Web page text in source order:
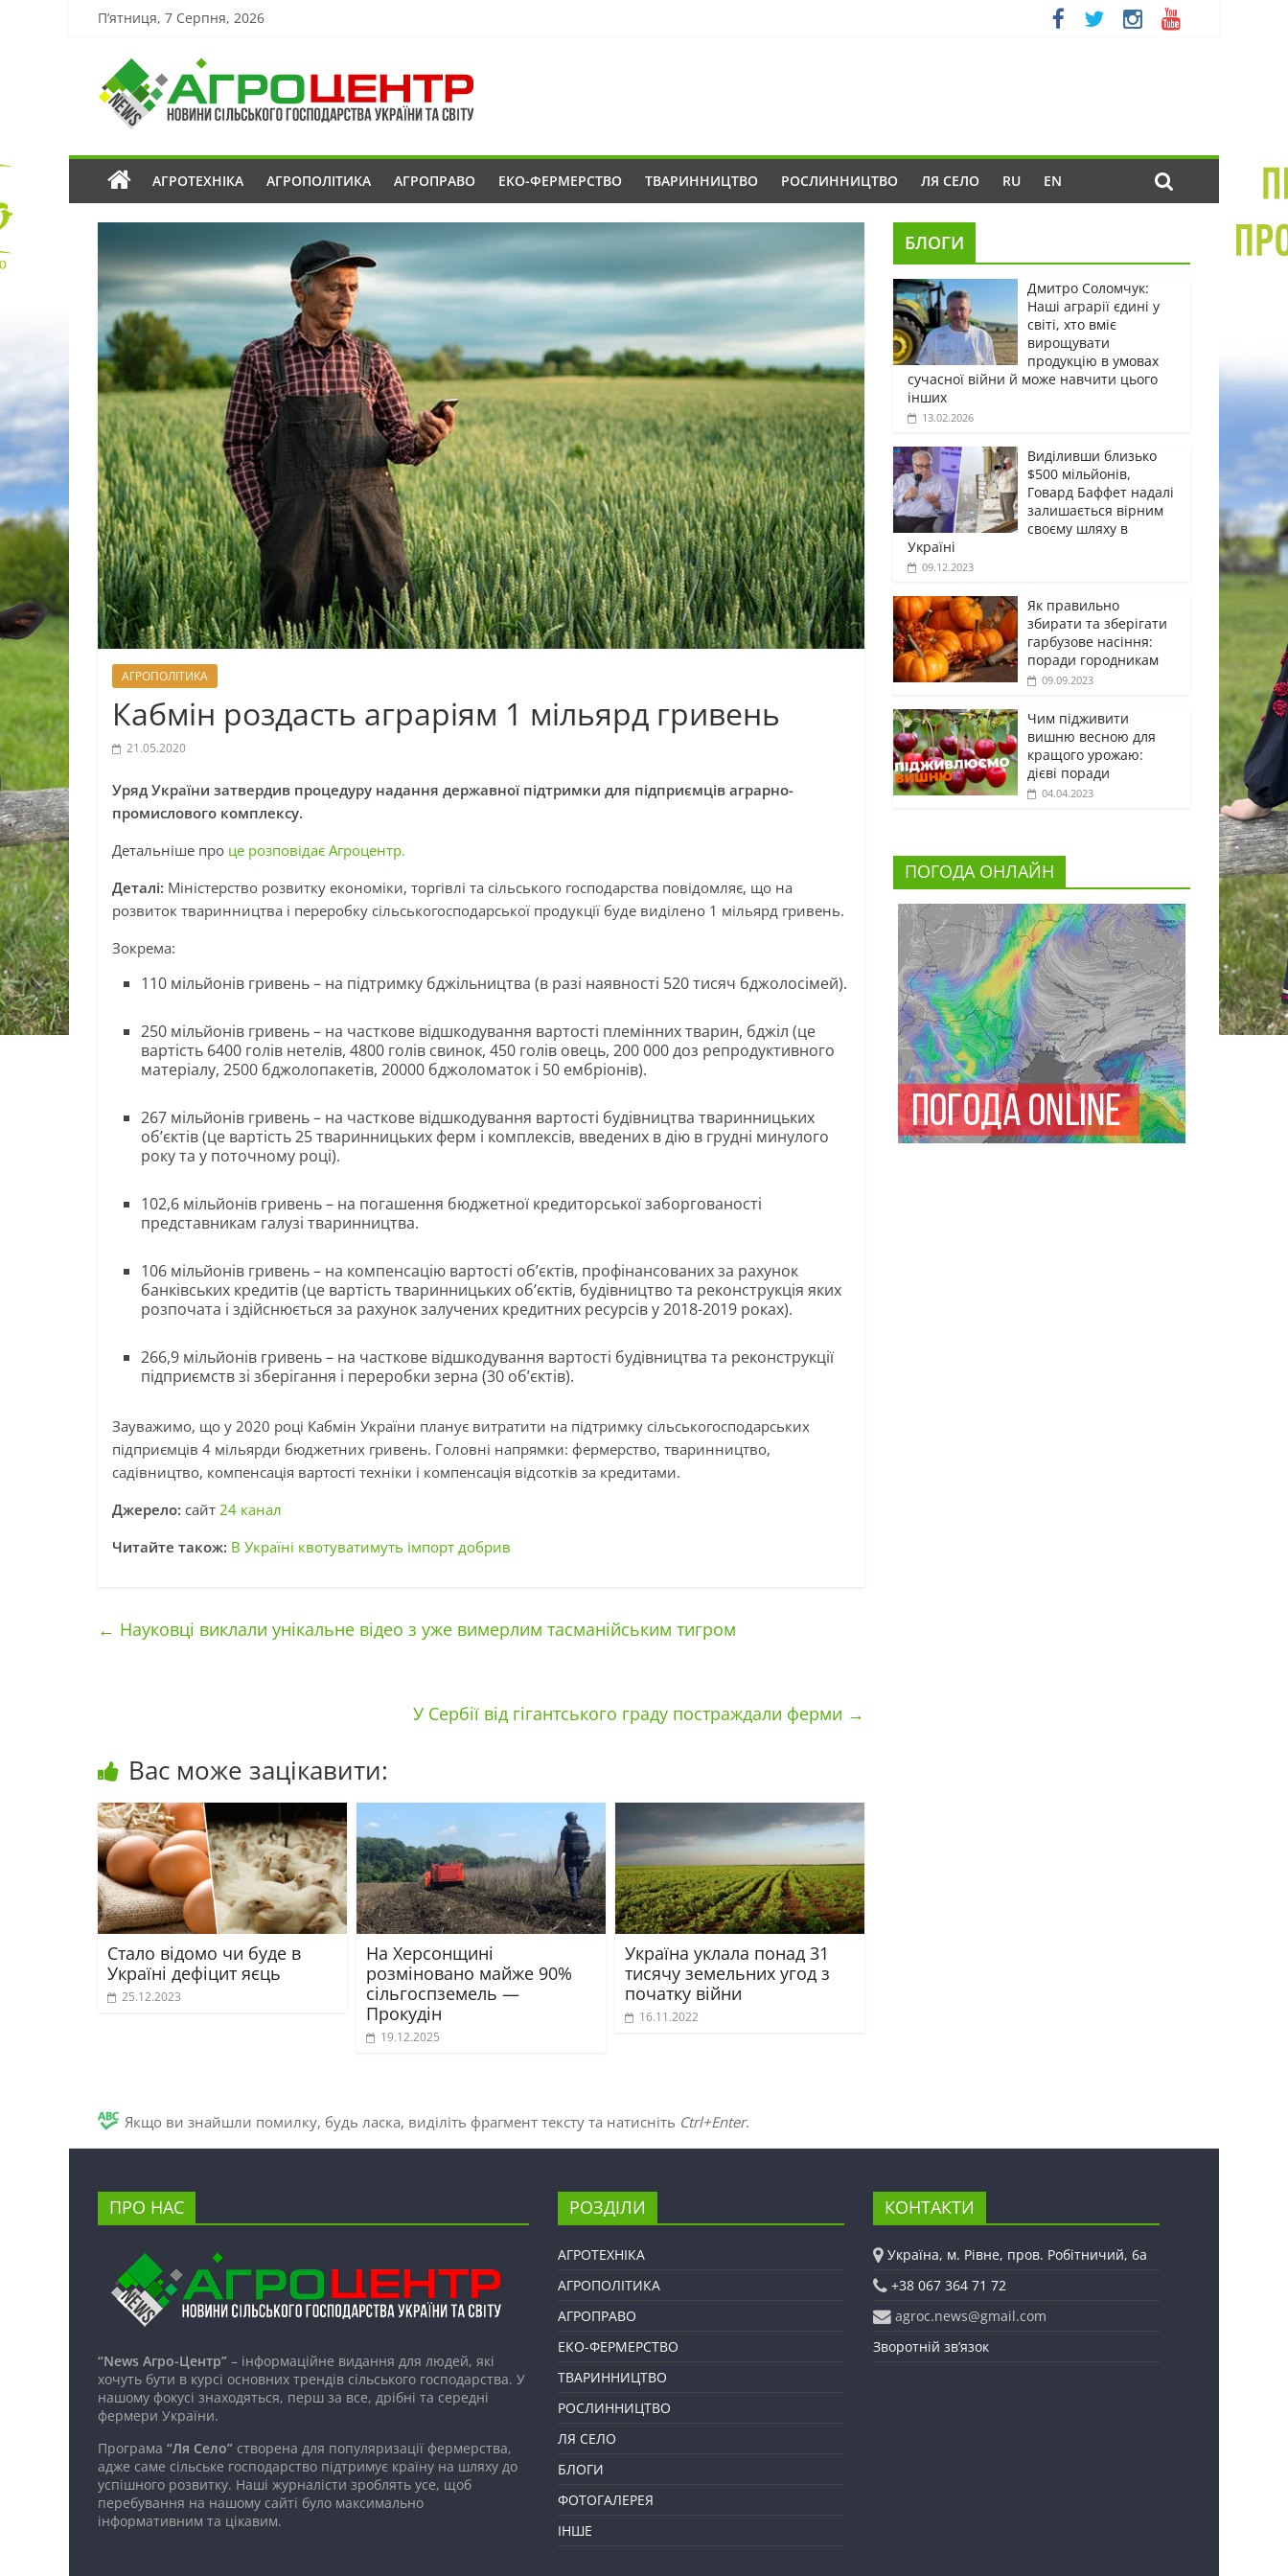
П’ятниця, 7 Серпня, 2026
АГРОТЕХНІКА АГРОПОЛІТИКА АГРОПРАВО ЕКО-ФЕРМЕРСТВО ТВАРИННИЦТВО РОСЛИННИЦТВО ЛЯ СЕЛО RU EN
АГРОПОЛІТИКА
Кабмін роздасть аграріям 1 мільярд гривень
21.05.2020
Уряд України затвердив процедуру надання державної підтримки для підприємців аграрно-
промислового комплексу.
Детальніше про це розповідає Агроцентр.
Деталі: Міністерство розвитку економіки, торгівлі та сільського господарства повідомляє, що на
розвиток тваринництва і переробку сільськогосподарської продукції буде виділено 1 мільярд гривень.
Зокрема:
110 мільйонів гривень – на підтримку бджільництва (в разі наявності 520 тисяч бджолосімей).
250 мільйонів гривень – на часткове відшкодування вартості племінних тварин, бджіл (це
вартість 6400 голів нетелів, 4800 голів свинок, 450 голів овець, 200 000 доз репродуктивного
матеріалу, 2500 бджолопакетів, 20000 бджоломаток і 50 ембріонів).
267 мільйонів гривень – на часткове відшкодування вартості будівництва тваринницьких
об’єктів (це вартість 25 тваринницьких ферм і комплексів, введених в дію в грудні минулого
року та у поточному році).
102,6 мільйонів гривень – на погашення бюджетної кредиторської заборгованості
представникам галузі тваринництва.
106 мільйонів гривень – на компенсацію вартості об’єктів, профінансованих за рахунок
банківських кредитів (це вартість тваринницьких об’єктів, будівництво та реконструкція яких
розпочата і здійснюється за рахунок залучених кредитних ресурсів у 2018-2019 роках).
266,9 мільйонів гривень – на часткове відшкодування вартості будівництва та реконструкції
підприємств зі зберігання і переробки зерна (30 об’єктів).
Зауважимо, що у 2020 році Кабмін України планує витратити на підтримку сільськогосподарських
підприємців 4 мільярди бюджетних гривень. Головні напрямки: фермерство, тваринництво,
садівництво, компенсація вартості техніки і компенсація відсотків за кредитами.
Джерело: сайт 24 канал
Читайте також: В Україні квотуватимуть імпорт добрив
← Науковці виклали унікальне відео з уже вимерлим тасманійським тигром
У Сербії від гігантського граду постраждали ферми →
Вас може зацікавити:
Стало відомо чи буде в
Україні дефіцит яєць
25.12.2023
На Херсонщині
розміновано майже 90%
сільгоспземель —
Прокудін
19.12.2025
Україна уклала понад 31
тисячу земельних угод з
початку війни
16.11.2022
БЛОГИ
Дмитро Соломчук:
Наші аграрії єдині у
світі, хто вміє
вирощувати
продукцію в умовах
сучасної війни й може навчити цього
інших
13.02.2026
Виділивши близько
$500 мільйонів,
Говард Баффет надалі
залишається вірним
своєму шляху в
Україні
09.12.2023
Як правильно
збирати та зберігати
гарбузове насіння:
поради городникам
09.09.2023
Чим підживити
вишню весною для
кращого урожаю:
дієві поради
04.04.2023
ПОГОДА ОНЛАЙН
Якщо ви знайшли помилку, будь ласка, виділіть фрагмент тексту та натисніть Ctrl+Enter.
ПРО НАС
“News Агро-Центр” – інформаційне видання для людей, які
хочуть бути в курсі основних трендів сільського господарства. У
нашому фокусі знаходяться, перш за все, дрібні та середні
фермери України.
Програма “Ля Село” створена для популяризації фермерства,
адже саме сільське господарство підтримує країну на шляху до
успішного розвитку. Наші журналісти зроблять усе, щоб
перебування на нашому сайті було максимально
інформативним та цікавим.
РОЗДІЛИ
АГРОТЕХНІКА
АГРОПОЛІТИКА
АГРОПРАВО
ЕКО-ФЕРМЕРСТВО
ТВАРИННИЦТВО
РОСЛИННИЦТВО
ЛЯ СЕЛО
БЛОГИ
ФОТОГАЛЕРЕЯ
ІНШЕ
КОНТАКТИ
Україна, м. Рівне, пров. Робітничий, 6а
+38 067 364 71 72
agroc.news@gmail.com
Зворотній зв’язок